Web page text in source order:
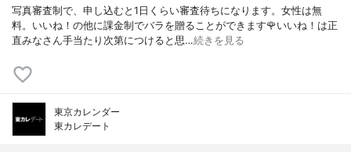
写真審査制で、申し込むと1日くらい審査待ちになります。女性は無
料。いいね！の他に課金制でバラを贈ることができます🌹いいね！は正
直みなさん手当たり次第につけると思…続きを見る
東京カレンダー
東カレデート